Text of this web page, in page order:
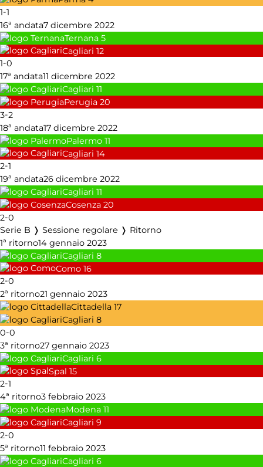
1-1
16ª andata7 dicembre 2022
Ternana 5
Cagliari 12
1-0
17ª andata11 dicembre 2022
Cagliari 11
Perugia 20
3-2
18ª andata17 dicembre 2022
Palermo 11
Cagliari 14
2-1
19ª andata26 dicembre 2022
Cagliari 11
Cosenza 20
2-0
Serie B ❭ Sessione regolare ❭ Ritorno
1ª ritorno14 gennaio 2023
Cagliari 8
Como 16
2-0
2ª ritorno21 gennaio 2023
Cittadella 17
Cagliari 8
0-0
3ª ritorno27 gennaio 2023
Cagliari 6
Spal 15
2-1
4ª ritorno3 febbraio 2023
Modena 11
Cagliari 9
2-0
5ª ritorno11 febbraio 2023
Cagliari 6